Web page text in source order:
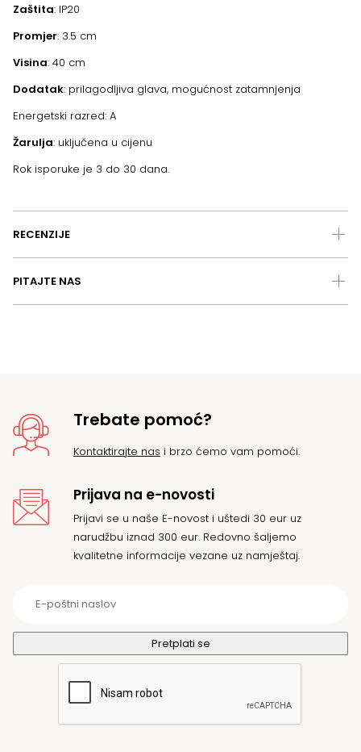
Zaštita: IP20
Promjer: 3.5 cm
Visina: 40 cm
Dodatak: prilagodljiva glava, mogućnost zatamnjenja
Energetski razred: A
Žarulja: uključena u cijenu
Rok isporuke je 3 do 30 dana.
RECENZIJE
PITAJTE NAS
Trebate pomoć?
Kontaktirajte nas i brzo ćemo vam pomoći.
Prijava na e-novosti
Prijavi se u naše E-novost i uštedi 30 eur uz
narudžbu iznad 300 eur. Redovno šaljemo
kvalitetne informacije vezane uz namještaj.